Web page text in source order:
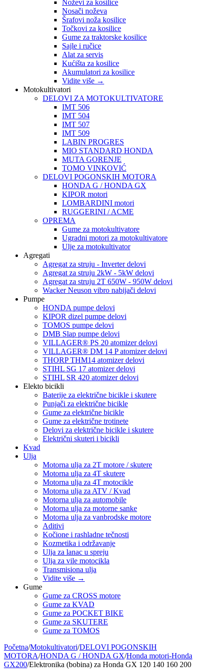
Noževi za kosilice
Nosači noževa
Šrafovi noža kosilice
Točkovi za kosilice
Gume za traktorske kosilice
Sajle i ručice
Alat za servis
Kućišta za kosilice
Akumulatori za kosilice
Vidite više →
Motokultivatori
DELOVI ZA MOTOKULTIVATORE
IMT 506
IMT 504
IMT 507
IMT 509
LABIN PROGRES
MIO STANDARD HONDA
MUTA GORENJE
TOMO VINKOVIĆ
DELOVI POGONSKIH MOTORA
HONDA G / HONDA GX
KIPOR motori
LOMBARDINI motori
RUGGERINI / ACME
OPREMA
Gume za motokultivatore
Ugradni motori za motokultivatore
Ulje za motokultivator
Agregati
Agregat za struju - Inverter delovi
Agregat za struju 2kW - 5kW delovi
Agregat za struju 2T 650W - 950W delovi
Wacker Neuson vibro nabijači delovi
Pumpe
HONDA pumpe delovi
KIPOR dizel pumpe delovi
TOMOS pumpe delovi
DMB Slap pumpe delovi
VILLAGER® PS 20 atomizer delovi
VILLAGER® DM 14 P atomizer delovi
THORP THM14 atomizer delovi
STIHL SG 17 atomizer delovi
STIHL SR 420 atomizer delovi
Elekto bicikli
Baterije za električne bicikle i skutere
Punjači za električne bicikle
Gume za električne bicikle
Gume za električne trotinete
Delovi za električne bicikle i skutere
Električni skuteri i bicikli
Kvad
Ulja
Motorna ulja za 2T motore / skutere
Motorna ulja za 4T skutere
Motorna ulja za 4T motocikle
Motorna ulja za ATV / Kvad
Motorna ulja za automobile
Motorna ulja za motorne sanke
Motorna ulja za vanbrodske motore
Aditivi
Kočione i rashladne tečnosti
Kozmetika i održavanje
Ulja za lanac u spreju
Ulja za vile motocikla
Transmisiona ulja
Vidite više →
Gume
Gume za CROSS motore
Gume za KVAD
Gume za POCKET BIKE
Gume za SKUTERE
Gume za TOMOS
Početna/Motokultivatori/DELOVI POGONSKIH
MOTORA/HONDA G / HONDA GX/Honda motori-Honda
GX200/Elektronika (bobina) za Honda GX 120 140 160 200